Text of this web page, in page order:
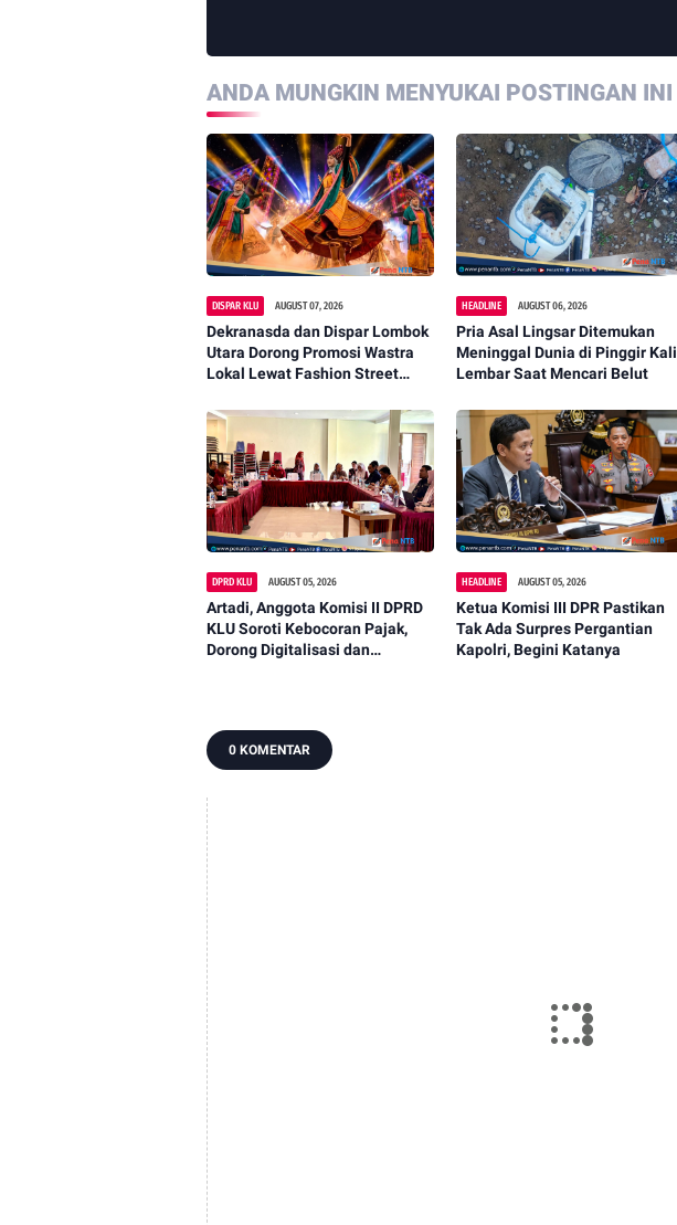
ANDA MUNGKIN MENYUKAI POSTINGAN INI
DISPAR KLU AUGUST 07, 2026
Dekranasda dan Dispar Lombok
Utara Dorong Promosi Wastra
Lokal Lewat Fashion Street
HEADLINE AUGUST 06, 2026
Pria Asal Lingsar Ditemukan
Meninggal Dunia di Pinggir Kali
Lembar Saat Mencari Belut
DPRD KLU AUGUST 05, 2026
Artadi, Anggota Komisi II DPRD
KLU Soroti Kebocoran Pajak,
Dorong Digitalisasi dan
HEADLINE AUGUST 05, 2026
Ketua Komisi III DPR Pastikan
Tak Ada Surpres Pergantian
Kapolri, Begini Katanya
0 KOMENTAR